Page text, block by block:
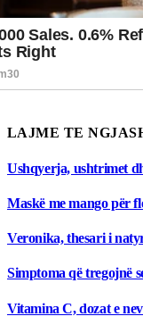
LAJME TE
Ushqyerja, ushtrimet
Maskë me mango për
Veronika, thesari i
Simptoma që tregojnë
Vitamina C, dozat e